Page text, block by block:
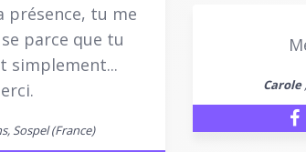
présence, tu me
parce que tu
simplement...
Sospel (France)
Carole